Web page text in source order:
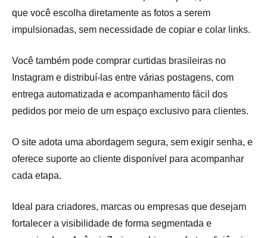
que você escolha diretamente as fotos a serem
impulsionadas, sem necessidade de copiar e colar links.
Você também pode comprar curtidas brasileiras no
Instagram e distribuí-las entre várias postagens, com
entrega automatizada e acompanhamento fácil dos
pedidos por meio de um espaço exclusivo para clientes.
O site adota uma abordagem segura, sem exigir senha, e
oferece suporte ao cliente disponível para acompanhar
cada etapa.
Ideal para criadores, marcas ou empresas que desejam
fortalecer a visibilidade de forma segmentada e